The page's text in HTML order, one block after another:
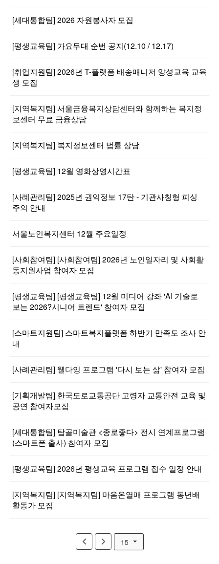
[세대통합팀] 2026 자원봉사자 모집
[평생교육팀] 가요무대 순번 공지(12.10 / 12.17)
[취업지원팀] 2026년 T-플랫폼 배송매니저 양성교육 교육
생 모집
[지역복지팀] 서울금융복지상담센터와 함께하는 복지정
보센터 무료 금융상담
[지역복지팀] 복지정보센터 법률 상담
[평생교육팀] 12월 영화상영시간표
[사례관리팀] 2025년 권익정보 17탄 - 기관사칭형 피싱
주의 안내
서울노인복지센터 12월 주요일정
[사회참여팀] [사회참여팀] 2026년 노인일자리 및 사회활
동지원사업 참여자 모집
[평생교육팀] [평생교육팀] 12월 미디어 강좌 'AI 기술로
보는 2026?시니어 트렌드' 참여자 모집
[스마트지원팀] 스마트복지플랫폼 하반기 만족도 조사 안
내
[사례관리팀] 웰다잉 프로그램 '다시 보는 삶' 참여자 모집
[기획개발팀] 한국도로교통공단 고령자 교통안전 교육 및
공연 참여자모집
[세대통합팀] 탑골미술관 <종로좋다> 전시 연계프로그램
(스마트폰 출사) 참여자 모집
[평생교육팀] 2026년 평생교육 프로그램 접수 일정 안내
[지역복지팀] [지역복지팀] 마음온열매 프로그램 동년배
활동가 모집
15